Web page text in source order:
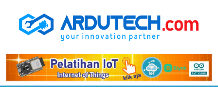
content
ARDUTECH
Your